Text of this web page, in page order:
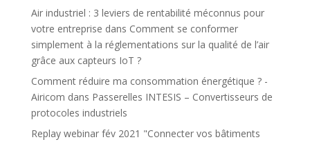
Air industriel : 3 leviers de rentabilité méconnus pour
votre entreprise dans Comment se conformer
simplement à la réglementations sur la qualité de l’air
grâce aux capteurs IoT ?
Comment réduire ma consommation énergétique ? -
Airicom dans Passerelles INTESIS – Convertisseurs de
protocoles industriels
Replay webinar fév 2021 "Connecter vos bâtiments